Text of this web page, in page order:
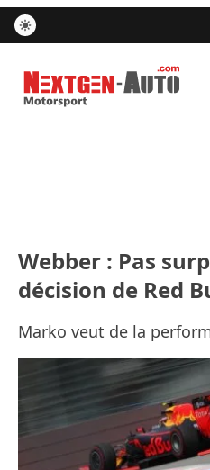
Nextgen-Auto.com
Webber : Pas
décision de Red
Marko veut de la